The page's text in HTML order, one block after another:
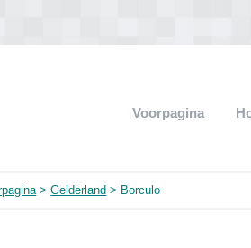
Voorpagina
>Gelderland > Borculo